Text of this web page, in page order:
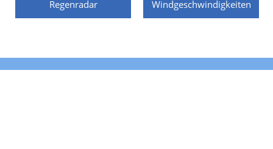
Regenradar Windgeschwindigkeiten